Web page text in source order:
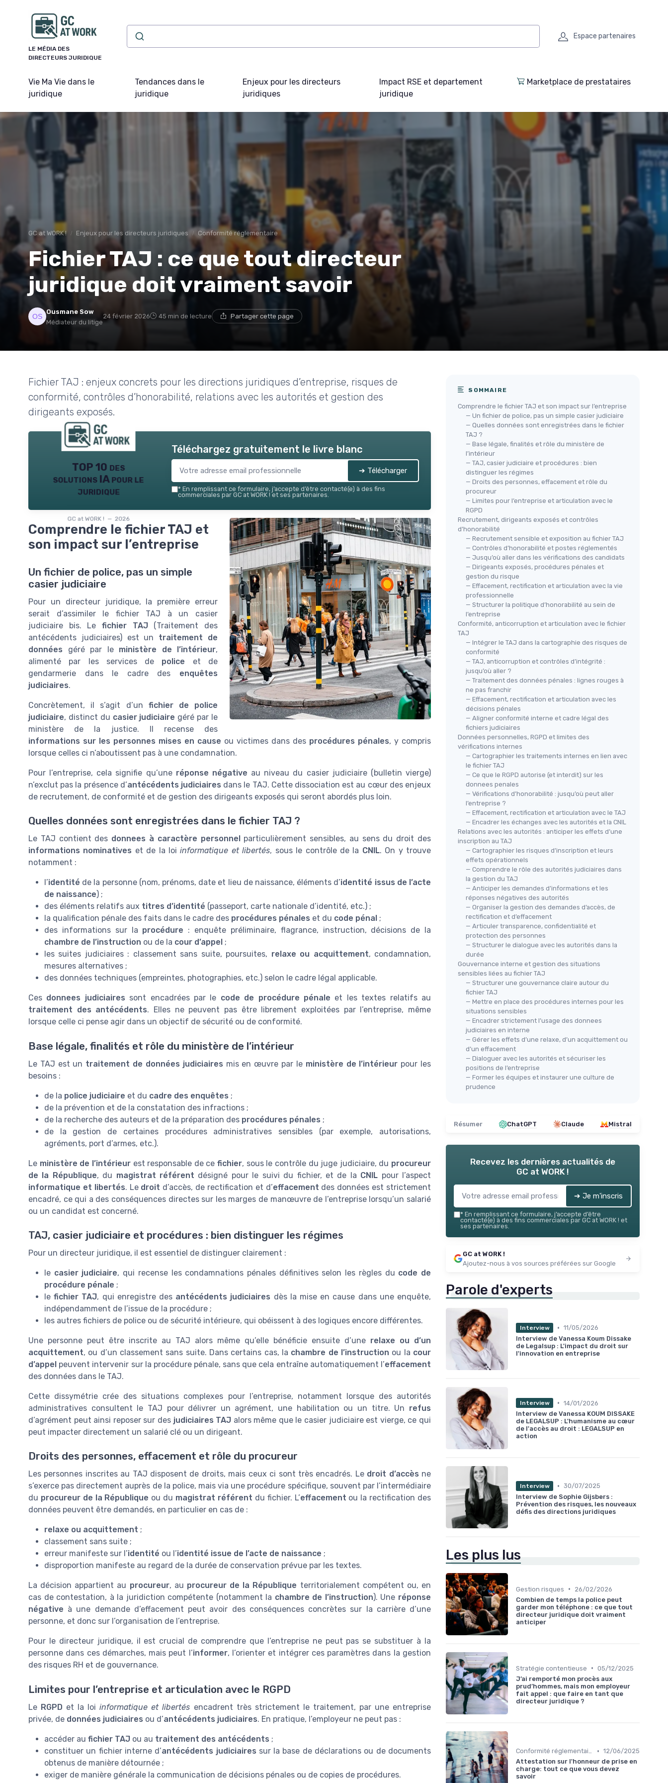
LE MÉDIA DES
DIRECTEURS JURIDIQUE
Espace partenaires
Vie Ma Vie dans le
juridique
Tendances dans le
juridique
Enjeux pour les directeurs
juridiques
Impact RSE et departement
juridique
Marketplace de prestataires
GC at WORK ! Enjeux pour les directeurs juridiques Conformité réglementaire
Fichier TAJ : ce que tout directeur
juridique doit vraiment savoir
Ousmane Sow
Médiateur du litige
24 février 2026 45 min de lecture Partager cette page
Fichier TAJ : enjeux concrets pour les directions juridiques d’entreprise, risques de
conformité, contrôles d’honorabilité, relations avec les autorités et gestion des
dirigeants exposés.
TOP 10 des
solutions IA pour le
juridique
GC at WORK ! — 2026
Téléchargez gratuitement le livre blanc
➔ Télécharger
* En remplissant ce formulaire, j’accepte d’être contacté(e) à des fins
commerciales par GC at WORK ! et ses partenaires.
Comprendre le fichier TAJ et
son impact sur l’entreprise
Un fichier de police, pas un simple
casier judiciaire
Pour un directeur juridique, la première erreur
serait d’assimiler le fichier TAJ à un casier
judiciaire bis. Le fichier TAJ(Traitement des
antécédents judiciaires) est un traitement de
données géré par le ministère de l’intérieur,
alimenté par les services de police et de
gendarmerie dans le cadre des enquêtes
judiciaires.
Concrètement, il s’agit d’un fichier de police
judiciaire, distinct du casier judiciaire géré par le
ministère de la justice. Il recense des
informations sur les personnes mises en cause ou victimes dans des procédures pénales, y compris
lorsque celles ci n’aboutissent pas à une condamnation.
Pour l’entreprise, cela signifie qu’une réponse négative au niveau du casier judiciaire (bulletin vierge)
n’exclut pas la présence d’antécédents judiciaires dans le TAJ. Cette dissociation est au cœur des enjeux
de recrutement, de conformité et de gestion des dirigeants exposés qui seront abordés plus loin.
Quelles données sont enregistrées dans le fichier TAJ ?
Le TAJ contient des donnees à caractère personnel
particulièrement sensibles, au sens du droit des
informations nominatives et de la loiinformatique et libertés, sous le contrôle de la CNIL. On y trouve
notamment :
l’identité de la personne (nom, prénoms, date et lieu de naissance, éléments d’identité issus de l’acte
de naissance) ;
des éléments relatifs aux titres d’identité (passeport, carte nationale d’identité, etc.) ;
la qualification pénale des faits dans le cadre des procédures pénales et du code pénal ;
des informations sur la procédure : enquête préliminaire, flagrance, instruction, décisions de la
chambre de l’instruction ou de la cour d’appel ;
les suites judiciaires : classement sans suite, poursuites, relaxe ou acquittement, condamnation,
mesures alternatives ;
des données techniques (empreintes, photographies, etc.) selon le cadre légal applicable.
Ces donnees judiciaires sont encadrées par le code de procédure pénale et les textes relatifs au
traitement des antécédents. Elles ne peuvent pas être librement exploitées par l’entreprise, même
lorsque celle ci pense agir dans un objectif de sécurité ou de conformité.
Base légale, finalités et rôle du ministère de l’intérieur
Le TAJ est un traitement de données judiciaires mis en œuvre par le ministère de l’intérieur pour les
besoins :
de la police judiciaire et du cadre des enquêtes ;
de la prévention et de la constatation des infractions ;
de la recherche des auteurs et de la préparation des procédures pénales ;
de la gestion de certaines procédures administratives sensibles (par exemple, autorisations,
agréments, port d’armes, etc.).
Le ministère de l’intérieurest responsable de ce fichier, sous le contrôle du juge judiciaire, du procureur
de la République, du magistrat référent désigné pour le suivi du fichier, et de la CNIL pour l’aspect
informatique et libertés. Le droit d’accès, de rectification et d’effacement des données est strictement
encadré, ce qui a des conséquences directes sur les marges de manœuvre de l’entreprise lorsqu’un salarié
ou un candidat est concerné.
TAJ, casier judiciaire et procédures : bien distinguer les régimes
Pour un directeur juridique, il est essentiel de distinguer clairement :
le casier judiciaire, qui recense les condamnations pénales définitives selon les règles du code de
procédure pénale ;
lefichier TAJ, qui enregistre des antécédents judiciaires dès la mise en cause dans une enquête,
indépendamment de l’issue de la procédure ;
les autres fichiers de police ou de sécurité intérieure, qui obéissent à des logiques encore différentes.
Une personne peut être inscrite au TAJ alors même qu’elle bénéficie ensuite d’une relaxe ou d’un
acquittement, ou d’un classement sans suite. Dans certains cas, la chambre de l’instruction ou la cour
d’appel peuvent intervenir sur la procédure pénale, sans que cela entraîne automatiquement l’effacement
des données dans le TAJ.
Cette dissymétrie crée des situations complexes pour l’entreprise, notamment lorsque des autorités
administratives consultent le TAJ pour délivrer un agrément, une habilitation ou un titre. Un refus
d’agrément peut ainsi reposer sur des judiciaires TAJ alors même que le casier judiciaire est vierge, ce qui
peut impacter directement un salarié clé ou un dirigeant.
Droits des personnes, effacement et rôle du procureur
Les personnes inscrites au TAJ disposent de droits, mais ceux ci sont très encadrés. Le droit d’accès ne
s’exerce pas directement auprès de la police, mais via une procédure spécifique, souvent par l’intermédiaire
du procureur de la République ou du magistrat référent du fichier. L’effacement ou la rectification des
données peuvent être demandés, en particulier en cas de :
relaxe ou acquittement ;
classement sans suite ;
erreur manifeste sur l’identité ou l’identité issue de l’acte de naissance ;
disproportion manifeste au regard de la durée de conservation prévue par les textes.
La décision appartient au procureur, au procureur de la République territorialement compétent ou, en
cas de contestation, à la juridiction compétente (notamment la chambre de l’instruction). Une réponse
négative à une demande d’effacement peut avoir des conséquences concrètes sur la carrière d’une
personne, et donc sur l’organisation de l’entreprise.
Pour le directeur juridique, il est crucial de comprendre que l’entreprise ne peut pas se substituer à la
personne dans ces démarches, mais peut l’informer, l’orienter et intégrer ces paramètres dans la gestion
des risques RH et de gouvernance.
Limites pour l’entreprise et articulation avec le RGPD
Le RGPD et la loiinformatique et libertés encadrent très strictement le traitement, par une entreprise
privée, de données judiciaires ou d’antécédents judiciaires. En pratique, l’employeur ne peut pas :
accéder au fichier TAJ ou au traitement des antécédents ;
constituer un fichier interne d’antécédents judiciaires sur la base de déclarations ou de documents
obtenus de manière détournée ;
exiger de manière générale la communication de décisions pénales ou de copies de procédures.
SOMMAIRE
Comprendre le fichier TAJ et son impact sur l’entreprise
— Un fichier de police, pas un simple casier judiciaire
— Quelles données sont enregistrées dans le fichier
TAJ ?
— Base légale, finalités et rôle du ministère de
l’intérieur
— TAJ, casier judiciaire et procédures : bien
distinguer les régimes
— Droits des personnes, effacement et rôle du
procureur
— Limites pour l’entreprise et articulation avec le
RGPD
Recrutement, dirigeants exposés et contrôles
d’honorabilité
— Recrutement sensible et exposition au fichier TAJ
— Contrôles d’honorabilité et postes réglementés
— Jusqu’où aller dans les vérifications des candidats
— Dirigeants exposés, procédures pénales et
gestion du risque
— Effacement, rectification et articulation avec la vie
professionnelle
— Structurer la politique d’honorabilité au sein de
l’entreprise
Conformité, anticorruption et articulation avec le fichier
TAJ
— Intégrer le TAJ dans la cartographie des risques de
conformité
— TAJ, anticorruption et contrôles d’intégrité :
jusqu’où aller ?
— Traitement des données pénales : lignes rouges à
ne pas franchir
— Effacement, rectification et articulation avec les
décisions pénales
— Aligner conformité interne et cadre légal des
fichiers judiciaires
Données personnelles, RGPD et limites des
vérifications internes
— Cartographier les traitements internes en lien avec
le fichier TAJ
— Ce que le RGPD autorise (et interdit) sur les
donnees penales
— Vérifications d’honorabilité : jusqu’où peut aller
l’entreprise ?
— Effacement, rectification et articulation avec le TAJ
— Encadrer les échanges avec les autorités et la CNIL
Relations avec les autorités : anticiper les effets d’une
inscription au TAJ
— Cartographier les risques d’inscription et leurs
effets opérationnels
— Comprendre le rôle des autorités judiciaires dans
la gestion du TAJ
— Anticiper les demandes d’informations et les
réponses négatives des autorités
— Organiser la gestion des demandes d’accès, de
rectification et d’effacement
— Articuler transparence, confidentialité et
protection des personnes
— Structurer le dialogue avec les autorités dans la
durée
Gouvernance interne et gestion des situations
sensibles liées au fichier TAJ
— Structurer une gouvernance claire autour du
fichier TAJ
— Mettre en place des procédures internes pour les
situations sensibles
— Encadrer strictement l’usage des donnees
judiciaires en interne
— Gérer les effets d’une relaxe, d’un acquittement ou
d’un effacement
— Dialoguer avec les autorités et sécuriser les
positions de l’entreprise
— Former les équipes et instaurer une culture de
prudence
Résumer ChatGPT Claude Mistral
Recevez les dernières actualités de
GC at WORK !
➔ Je m'inscris
* En remplissant ce formulaire, j’accepte d’être
contacté(e) à des fins commerciales par GC at WORK ! et
ses partenaires.
GC at WORK !
Ajoutez-nous à vos sources préférées sur Google
Parole d'experts
Interview • 11/05/2026
Interview de Vanessa Koum Dissake
de Legalsup : L'impact du droit sur
l'innovation en entreprise
Interview • 14/01/2026
Interview de Vanessa KOUM DISSAKE
de LEGALSUP : L'humanisme au cœur
de l'accès au droit : LEGALSUP en
action
Interview • 30/07/2025
Interview de Sophie Gijsbers :
Prévention des risques, les nouveaux
défis des directions juridiques
Les plus lus
Gestion risques •
26/02/2026
Combien de temps la police peut
garder mon téléphone : ce que tout
directeur juridique doit vraiment
anticiper
Stratégie contentieuse • 05/12/2025
J’ai remporté mon procès aux
prud’hommes, mais mon employeur
fait appel : que faire en tant que
directeur juridique ?
Conformité réglementaire • 12/06/2025
Attestation sur l'honneur de prise en
charge: tout ce que vous devez
savoir